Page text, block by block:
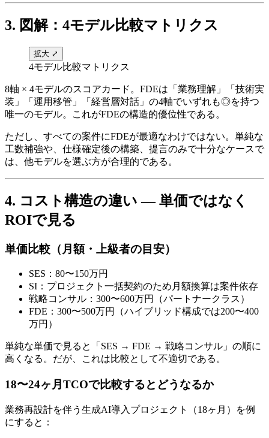
3. 図解：4モデル比較マトリクス
拡大 ⤢
4モデル比較マトリクス
8軸 × 4モデルの​スコアカード。​FDEは​「業務理解」​「技術実
装」​「運用移管」​「経営層対話」の​4軸で​いずれも​◎を​持つ
唯一の​モデル。​これが​FDEの​構造的​優位性である。
ただし、​すべての​案件に​FDEが​最適なわけではない。​単純な​
工数補強や、​仕様確定後の​構築、​提言のみで​十分な​ケースで
は、​他モデルを​選ぶ方が​合理的である。
4. コスト構造の​​違い​​ — 単価ではなく​​
ROIで​​見る
単価比較​（月額・上級者の​​目安）
SES：80〜150万円
SI：プロジェクト一括契約の​ため月額換算は​案件依存
戦略コンサル：300〜600万円​（パートナークラス）
FDE：300〜500万円​（ハイブリッド構成では​200〜400
万円）
単純な​単価で​見ると​「SES → FDE → 戦略コンサル」の​順に​
高くなる。​だが、​これは​比較と​して​不適切である。
18〜24ヶ月TCOで​​比較すると​​どうなるか
業務再設計を​伴う​生成AI導入プロジェクト​（18ヶ月）を​例
に​すると​：